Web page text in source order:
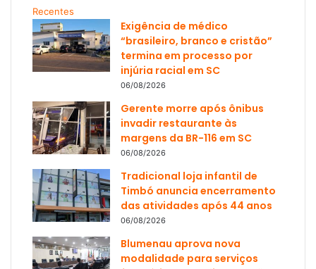
Recentes
Exigência de médico
“brasileiro, branco e cristão”
termina em processo por
injúria racial em SC
06/08/2026
Gerente morre após ônibus
invadir restaurante às
margens da BR-116 em SC
06/08/2026
Tradicional loja infantil de
Timbó anuncia encerramento
das atividades após 44 anos
06/08/2026
Blumenau aprova nova
modalidade para serviços